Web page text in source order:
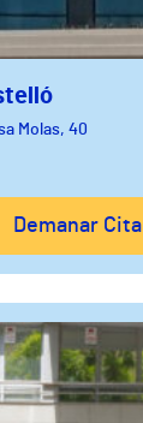
Molas, 40
Demanar Cita